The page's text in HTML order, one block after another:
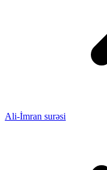
Ali-İmran surəsi